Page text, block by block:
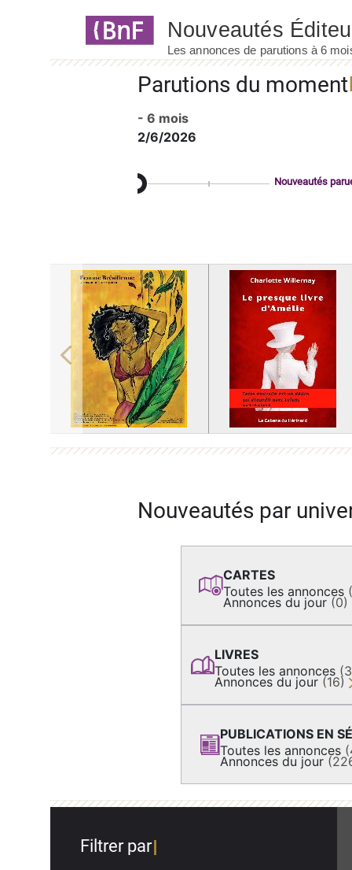
Parutions du moment
- 6 mois
2/6/2026
Nouveautés
Previous
Nouveautés par
CARTES
Toutes les annonces
Annonces du jour (0)
LIVRES
Toutes les annonces
Annonces du jour (16)
PUBLICATIONS EN
Toutes les annonces
Annonces du jour
Filtrer par